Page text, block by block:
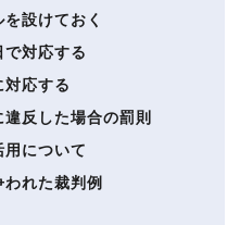
設けておく
対応する
応する
反した場合の罰則
用について
れた裁判例